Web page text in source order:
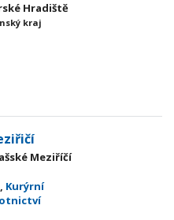
Hradiště
kraj
Meziříčí
, Kurýrní